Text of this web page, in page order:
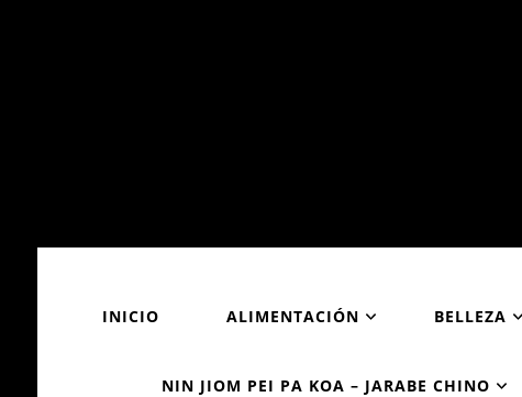
INICIO ALIMENTACIÓN BELLEZA
NIN JIOM PEI PA KOA – JARABE CHINO